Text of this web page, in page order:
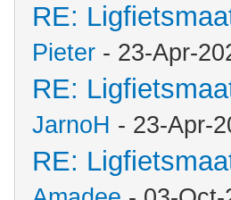
RE:
Pieter - 23-Apr-
RE:
JarnoH - 23-Apr-
RE: